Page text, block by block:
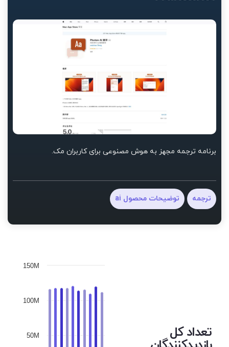
برنامه ترجمه مجهز به هوش مصنوعی برای کاربران مک.
ترجمه توضیحات محصول ai
تعداد کل 50M
100M
150M